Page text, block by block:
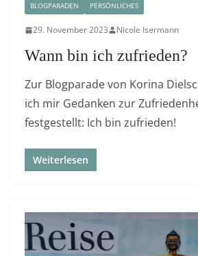
BLOGPARADEN PERSÖNLICHES
29. November 2023 Nicole Isermann
Wann bin ich zufrieden?
Zur Blogparade von Korina
ich mir Gedanken zur
festgestellt: Ich bin zufrieden!
Weiterlesen